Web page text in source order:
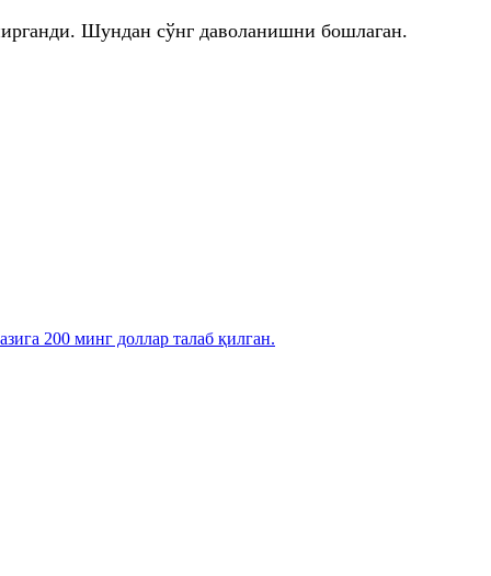
Шундан сўнг даволанишни бошлаган.
200 минг доллар талаб қилган.